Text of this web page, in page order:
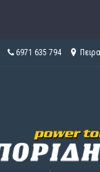
6971 635 794